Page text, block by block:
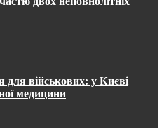
для військових: у Києві
медицини